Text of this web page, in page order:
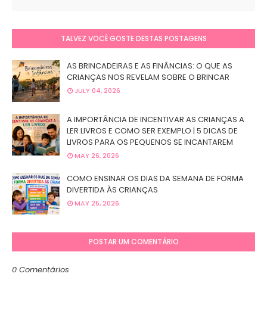
TALVEZ VOCÊ GOSTE DESTAS POSTAGENS
AS BRINCADEIRAS E AS FINÂNCIAS: O QUE AS
CRIANÇAS NOS REVELAM SOBRE O BRINCAR
JULY 04, 2026
A IMPORTÂNCIA DE INCENTIVAR AS CRIANÇAS A
LER LIVROS E COMO SER EXEMPLO | 5 DICAS DE
LIVROS PARA OS PEQUENOS SE INCANTAREM
MAY 26, 2026
COMO ENSINAR OS DIAS DA SEMANA DE FORMA
DIVERTIDA ÀS CRIANÇAS
MAY 25, 2026
POSTAR UM COMENTÁRIO
0 Comentários